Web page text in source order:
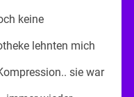
keine
lehnten mich
sie war